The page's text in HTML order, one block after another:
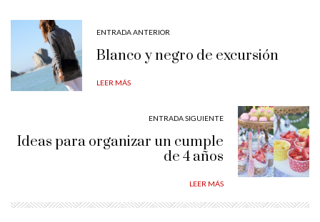
ENTRADA ANTERIOR
Blanco y negro de excursión
LEER MÁS
ENTRADA SIGUIENTE
Ideas para organizar un cumple
de 4 años
LEER MÁS